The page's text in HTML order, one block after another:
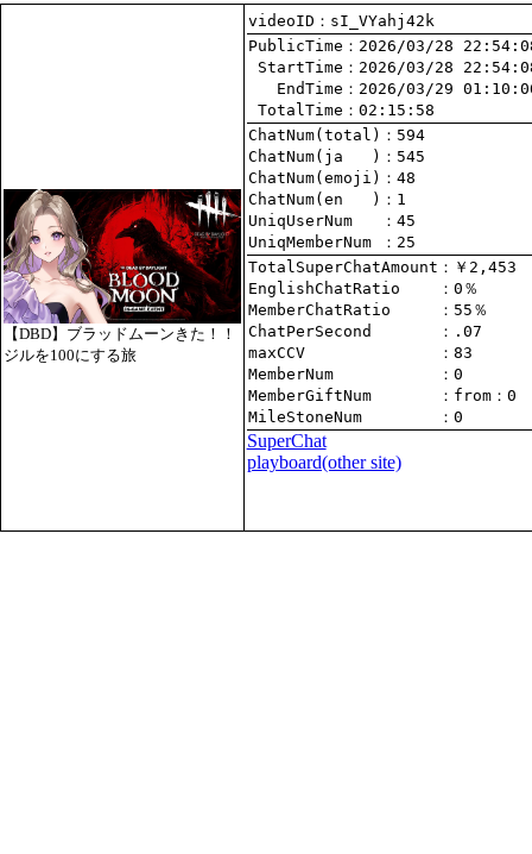
【DBD】ブラッドムーンきた！！
ジルを100にする旅
videoID：sI_VYahj42k
PublicTime
StartTime
   EndTime
TotalTime ：02:15:58
ChatNum(total)
ChatNum(ja   )
ChatNum(emoji)
ChatNum(en   )
UniqUserNum
：45
UniqMemberNum
：25
TotalSuperChatAmount
EnglishChatRatio
MemberChatRatio
ChatPerSecond
maxCCV
：83
MemberNum
：0
MemberGiftNum
： from ：0
MileStoneNum
：0
SuperChat
playboard(other site)